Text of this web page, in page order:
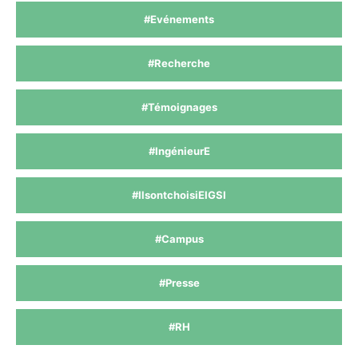
#Evénements
#Recherche
#Témoignages
#IngénieurE
#IlsontchoisiEIGSI
#Campus
#Presse
#RH